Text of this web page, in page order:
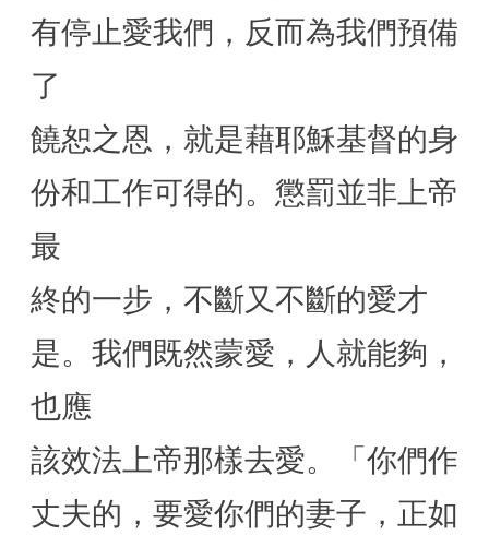
有停止愛我們，反而為我們預備
了
饒恕之恩，就是藉耶穌基督的身
份和工作可得的。懲罰並非上帝
最
終的一步，不斷又不斷的愛才
是。我們既然蒙愛，人就能夠，
也應
該效法上帝那樣去愛。「你們作
丈夫的，要愛你們的妻子，正如